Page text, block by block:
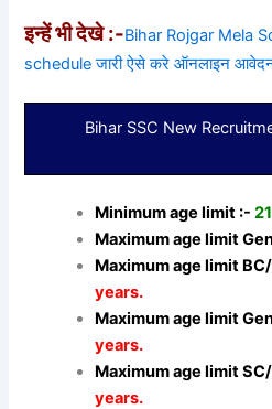
इन्हें भी देखे :-Bihar Rojgar Mela
schedule जारी ऐसे करे ऑनलाइन
Bihar SSC New
Minimum age limit :-
Maximum age limit
Maximum age limit
years.
Maximum age limit
years.
Maximum age limit
years.